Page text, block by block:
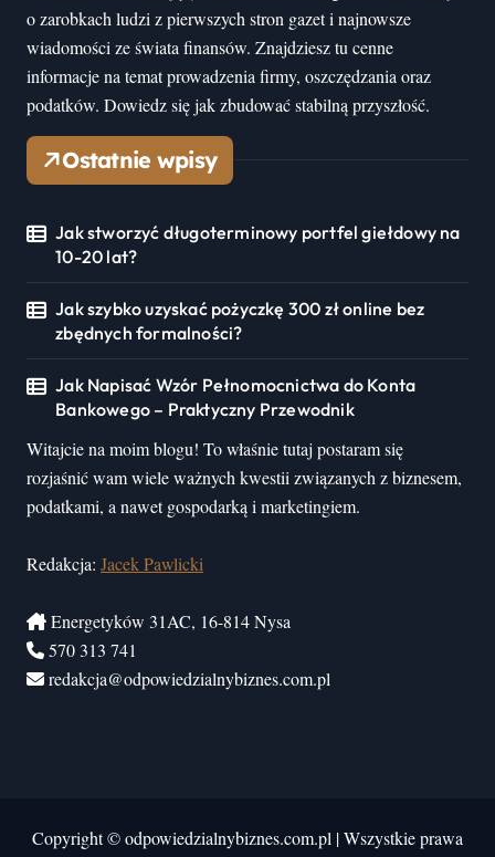
o zarobkach ludzi z pierwszych stron gazet i najnowsze
wiadomości ze świata finansów. Znajdziesz tu cenne
informacje na temat prowadzenia firmy, oszczędzania oraz
podatków. Dowiedz się jak zbudować stabilną przyszłość.
Ostatnie wpisy
Jak stworzyć długoterminowy portfel giełdowy na
10-20 lat?
Jak szybko uzyskać pożyczkę 300 zł online bez
zbędnych formalności?
Jak Napisać Wzór Pełnomocnictwa do Konta
Bankowego – Praktyczny Przewodnik
Witajcie na moim blogu! To właśnie tutaj postaram się
rozjaśnić wam wiele ważnych kwestii związanych z biznesem,
podatkami, a nawet gospodarką i marketingiem.
Redakcja: Jacek Pawlicki
Energetyków 31AC, 16-814 Nysa
570 313 741
redakcja@odpowiedzialnybiznes.com.pl
Copyright © odpowiedzialnybiznes.com.pl |Wszystkie prawa